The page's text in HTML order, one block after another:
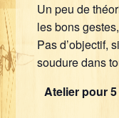
Un peu de
les bons
Pas d’objectif,
soudure dans
Atelier pour